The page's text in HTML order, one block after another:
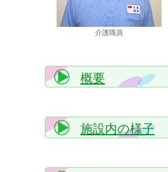
介護職員
概要
施設内の様子